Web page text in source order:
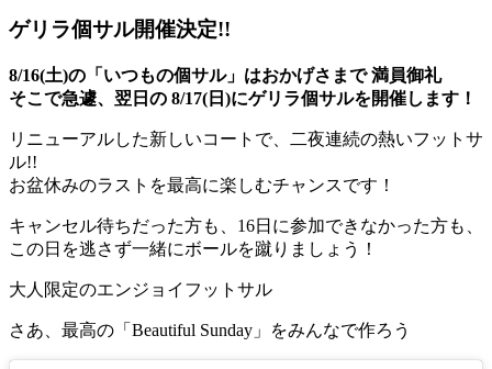
ゲリラ個サル開催決定!!
8/16(土)の「いつもの個サル」はおかげさまで 満員御礼
そこで急遽、翌日の 8/17(日)にゲリラ個サルを開催します！
リニューアルした新しいコートで、二夜連続の熱いフットサ
ル!!
お盆休みのラストを最高に楽しむチャンスです！
キャンセル待ちだった方も、16日に参加できなかった方も、
この日を逃さず一緒にボールを蹴りましょう！
大人限定のエンジョイフットサル
さあ、最高の「Beautiful Sunday」をみんなで作ろう